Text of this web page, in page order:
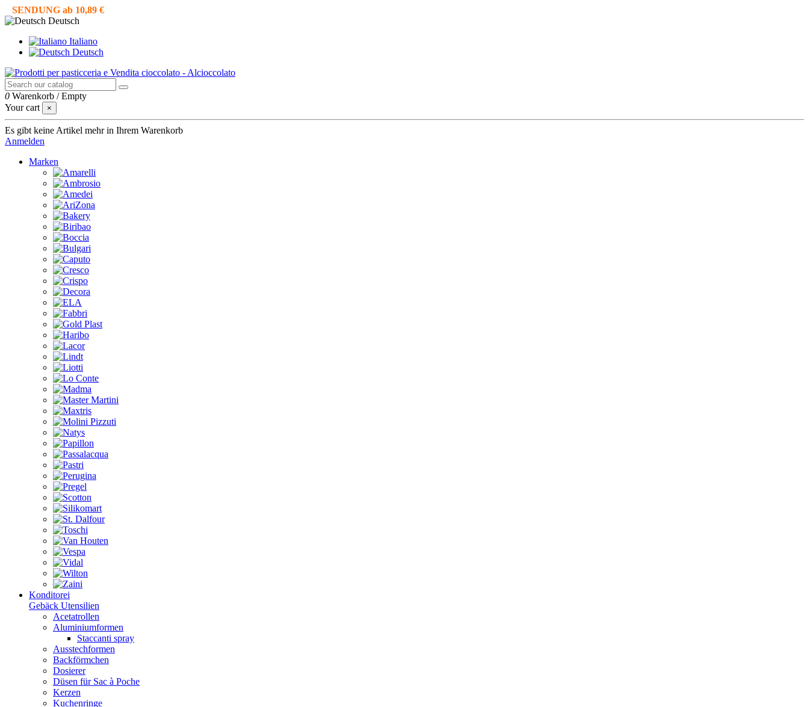
SENDUNG ab 10,89 €
Deutsch
Italiano
Deutsch
0 Warenkorb /Empty
Your cart
×
Es gibt keine Artikel mehr in Ihrem Warenkorb
Anmelden
Marken
Konditorei
Gebäck Utensilien
Acetatrollen
Aluminiumformen
Staccanti spray
Ausstechformen
Backförmchen
Dosierer
Düsen für Sac à Poche
Kerzen
Kuchenringe